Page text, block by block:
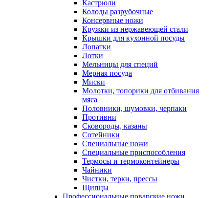
Кастрюли
Колоды разрубочные
Консервные ножи
Кружки из нержавеющей стали
Крышки для кухонной посуды
Лопатки
Лотки
Мельницы для специй
Мерная посуда
Миски
Молотки, топорики для отбивания
мяса
Половники, шумовки, черпаки
Противни
Сковороды, казаны
Сотейники
Специальные ножи
Специальные приспособления
Термосы и термоконтейнеры
Чайники
Чистки, терки, прессы
Щипцы
Профессиональные поварские ножи